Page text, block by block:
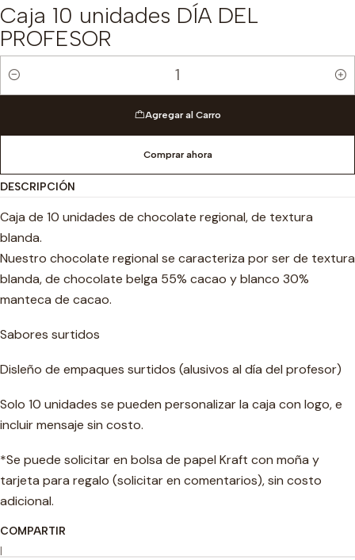
Caja 10 unidades DÍA DEL
PROFESOR
Cantidad
Agregar al Carro
Comprar ahora
DESCRIPCIÓN
Caja de 10 unidades de chocolate regional, de textura
blanda.
Nuestro chocolate regional se caracteriza por ser de textura
blanda, de chocolate belga 55% cacao y blanco 30%
manteca de cacao.
Sabores surtidos
Disleño de empaques surtidos (alusivos al día del profesor)
Solo 10 unidades se pueden personalizar la caja con logo, e
incluir mensaje sin costo.
*Se puede solicitar en bolsa de papel Kraft con moña y
tarjeta para regalo (solicitar en comentarios), sin costo
adicional.
COMPARTIR
|